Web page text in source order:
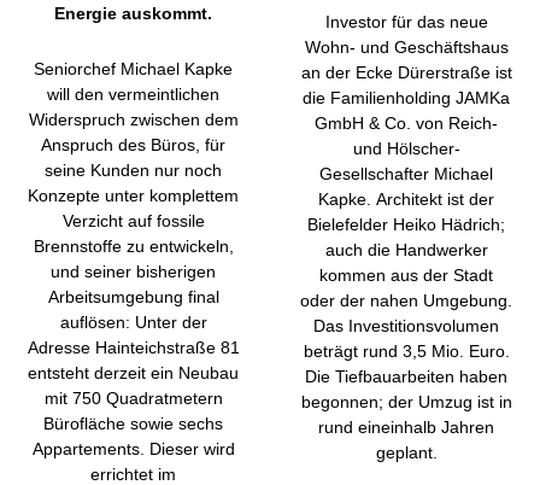
Energie auskommt.
Seniorchef Michael Kapke
will den vermeintlichen
Widerspruch zwischen dem
Anspruch des Büros, für
seine Kunden nur noch
Konzepte unter komplettem
Verzicht auf fossile
Brennstoffe zu entwickeln,
und seiner bisherigen
Arbeitsumgebung final
auflösen: Unter der
Adresse Hainteichstraße 81
entsteht derzeit ein Neubau
mit 750 Quadratmetern
Bürofläche sowie sechs
Appartements. Dieser wird
errichtet im
Investor für das neue
Wohn- und Geschäftshaus
an der Ecke Dürerstraße ist
die Familienholding JAMKa
GmbH & Co. von Reich-
und Hölscher-
Gesellschafter Michael
Kapke. Architekt ist der
Bielefelder Heiko Hädrich;
auch die Handwerker
kommen aus der Stadt
oder der nahen Umgebung.
Das Investitionsvolumen
beträgt rund 3,5 Mio. Euro.
Die Tiefbauarbeiten haben
begonnen; der Umzug ist in
rund eineinhalb Jahren
geplant.